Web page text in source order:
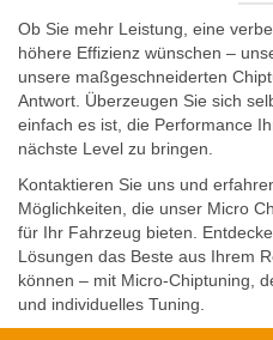
Ob Sie mehr Leistung, eine
höhere Effizienz wünschen –
unsere maßgeschneiderten
Antwort. Überzeugen Sie sich
einfach es ist, die Performance
nächste Level zu bringen.
Kontaktieren Sie uns und
Möglichkeiten, die unser Micro
für Ihr Fahrzeug bieten.
Lösungen das Beste aus Ihrem
können – mit Micro-Chiptuning,
und individuelles Tuning.